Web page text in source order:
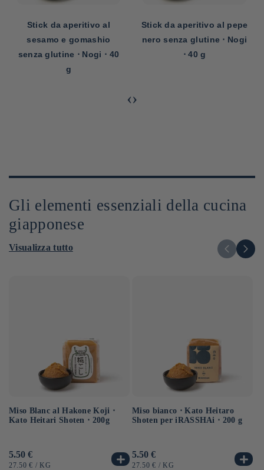
Stick da aperitivo al pepe
nero senza glutine ⋅ Nogi
⋅ 40 g
Condimento furikake
all'aglio e al pepe nero ⋅
Momofuku ⋅ 30 g
‹›
Gli elementi essenziali della cucina
giapponese
Visualizza tutto
Miso Blanc al Hakone Koji ⋅
Kato Heitari Shoten ⋅ 200g
Prezzo
di
5.50 €
PREZZO
27.50 € / PER
KG
Miso bianco ⋅ Kato Heitaro
Shoten per iRASSHAi ⋅ 200 g
Prezzo
di
5.50 €
PREZZO
27.50 € / PER
KG